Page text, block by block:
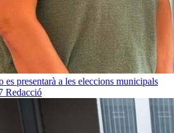
es presentarà a les eleccions municipals
Redacció